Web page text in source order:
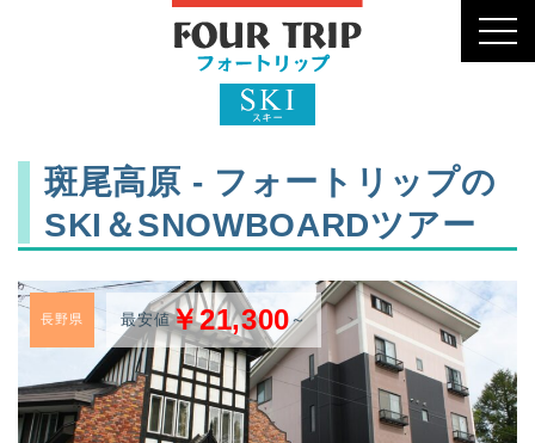
斑尾高原 - フォートリップの
SKI＆SNOWBOARDツアー
長野県 最安値￥21,300～